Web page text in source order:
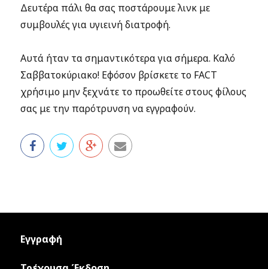
Δευτέρα πάλι θα σας ποστάρουμε λινκ με
συμβουλές για υγιεινή διατροφή.
Αυτά ήταν τα σημαντικότερα για σήμερα. Καλό
Σαββατοκύριακο! Εφόσον βρίσκετε το FACT
χρήσιμο μην ξεχνάτε το προωθείτε στους φίλους
σας με την παρότρυνση να εγγραφούν.
Εγγραφή